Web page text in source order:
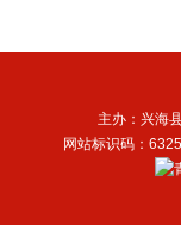
主办：兴
网站标识码：